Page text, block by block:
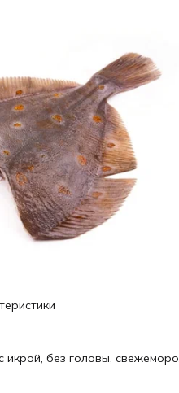
без головы,